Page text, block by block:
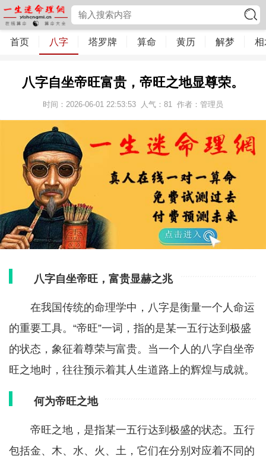
首页 八字 塔罗牌 算命 黄历 解梦 相
八字自坐帝旺富贵，帝旺之地显尊荣。
时间：2026-06-01 22:53:53 人气： 81 作者：管理员
八字自坐帝旺，富贵显赫之兆
在我国传统的命理学中，八字是衡量一个人命运
的重要工具。“帝旺”一词，指的是某一五行达到极盛
的状态，象征着尊荣与富贵。当一个人的八字自坐帝
旺之地时，往往预示着其人生道路上的辉煌与成就。
何为帝旺之地
帝旺之地，是指某一五行达到极盛的状态。五行
包括金、木、水、火、土，它们在分别对应着不同的